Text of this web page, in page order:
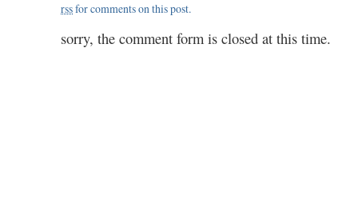
rssfor comments on this post.
sorry, the comment form is closed at this time.